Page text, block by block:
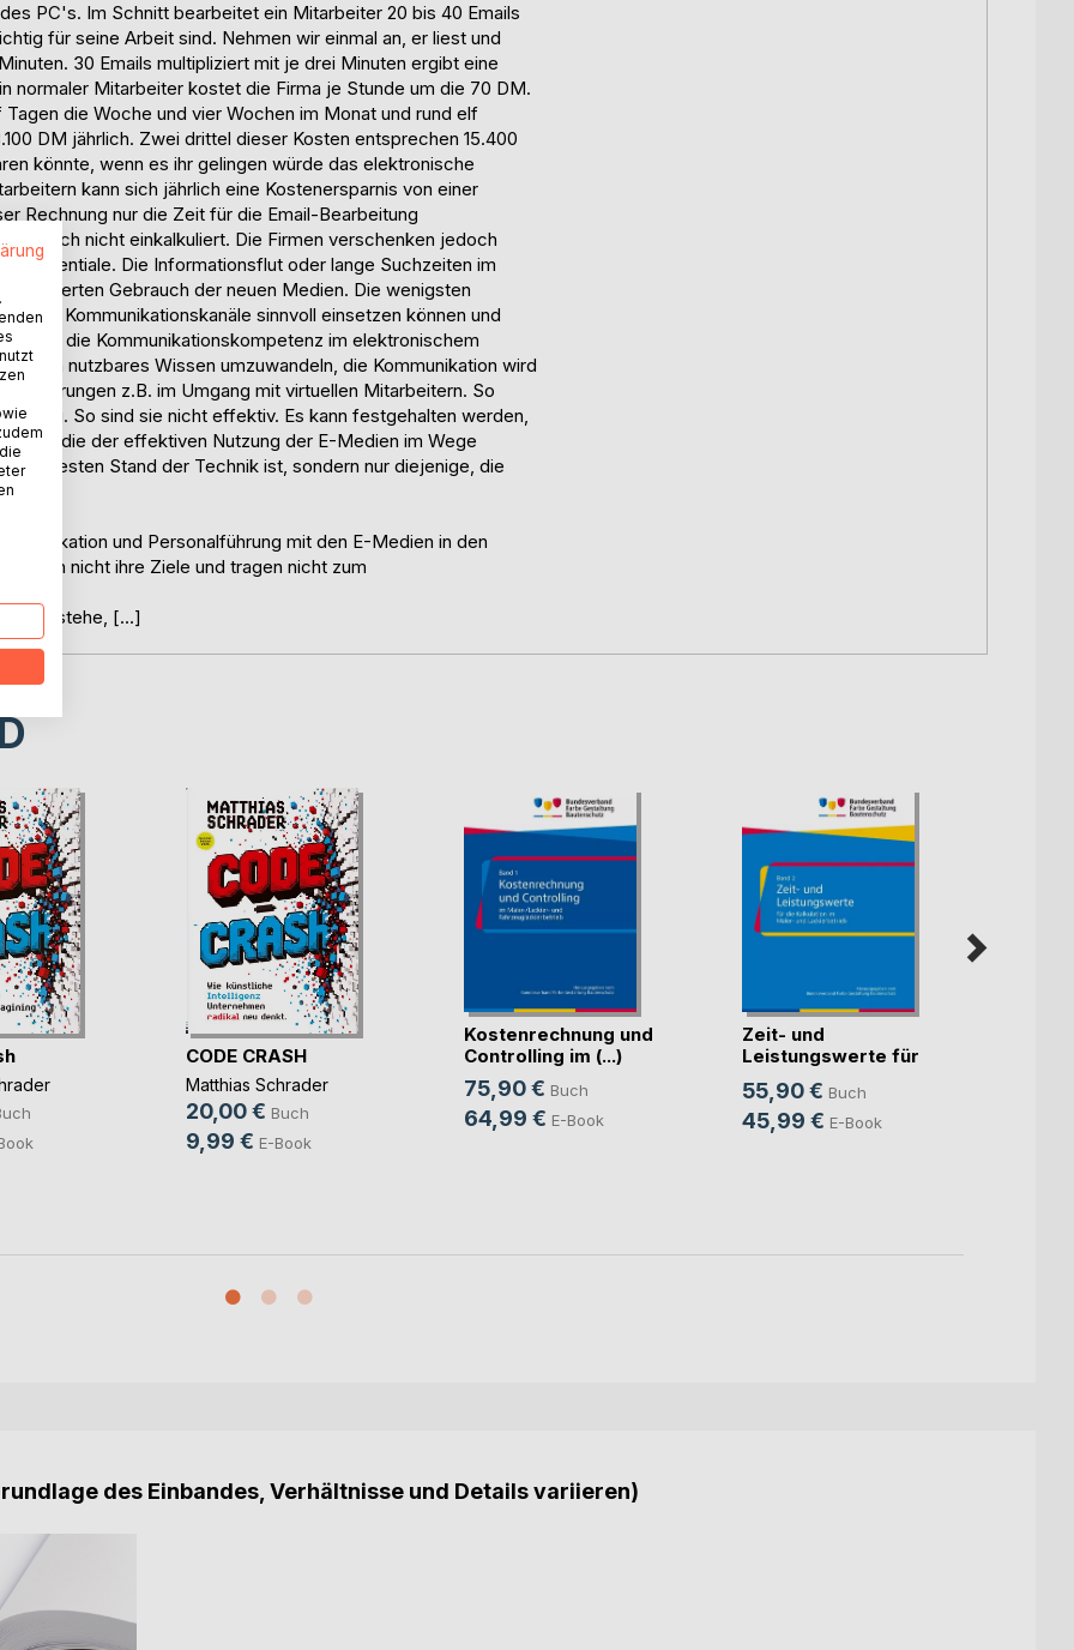
PC's. Im Schnitt bearbeitet ein Mitarbeiter 20 bis 40 Emails
für seine Arbeit sind. Nehmen wir einmal an, er liest und
30 Emails multipliziert mit je drei Minuten ergibt eine
normaler Mitarbeiter kostet die Firma je Stunde um die 70 DM.
die Woche und vier Wochen im Monat und rund elf
DM jährlich. Zwei drittel dieser Kosten entsprechen 15.400
könnte, wenn es ihr gelingen würde das elektronische
kann sich jährlich eine Kostenersparnis von einer
Rechnung nur die Zeit für die Email-Bearbeitung
noch nicht einkalkuliert. Die Firmen verschenken jedoch
Die Informationsflut oder lange Suchzeiten im
Gebrauch der neuen Medien. Die wenigsten
Kommunikationskanäle sinnvoll einsetzen können und
auch die Kommunikationskompetenz im elektronischem
in nutzbares Wissen umzuwandeln, die Kommunikation wird
z.B. im Umgang mit virtuellen Mitarbeitern. So
So sind sie nicht effektiv. Es kann festgehalten werden,
sind, die der effektiven Nutzung der E-Medien im Wege
neuesten Stand der Technik ist, sondern nur diejenige, die
und Personalführung mit den E-Medien in den
nicht ihre Ziele und tragen nicht zum
verstehe, […]
CODE CRASH
Matthias Schrader
20,00 € Buch
9,99 € E-Book
Kostenrechnung und
Controlling im (...)
75,90 € Buch
64,99 € E-Book
Zeit- und
Leistungswerte für
die K(...)
55,90 € Buch
45,99 € E-Book
des Einbandes, Verhältnisse und Details variieren)